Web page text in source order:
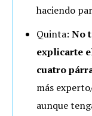
haciendo
Quinta: No
explicarte
cuatro
más
aunque